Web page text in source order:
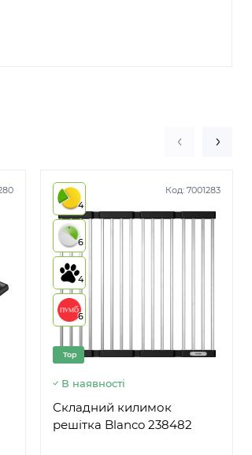
Код: 7001283
4
6
4
6
Top
В наявності
Складний килимок
решітка Blanco 238482